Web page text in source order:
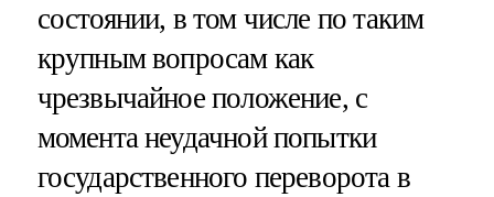
состоянии, в том числе по таким
крупным вопросам как
чрезвычайное положение, с
момента неудачной попытки
государственного переворота в